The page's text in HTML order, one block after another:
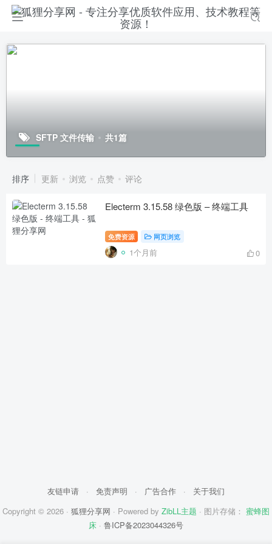
SFTP 文件传输 共1篇
排序 更新 浏览 点赞 评论
Electerm 3.15.58 绿色版 – 终端工具
免费资源 网页浏览
1个月前 0
友链申请 · 免责声明 · 广告合作 ·
关于我们
Copyright © 2026 · 狐狸分享网 · Powered by ZibLL主题 · 图片存储： 蜜蜂图
床 · 鲁ICP备2023044326号